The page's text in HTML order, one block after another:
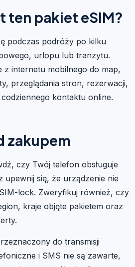
ten pakiet eSIM?
podczas podróży po kilku
urlopu lub tranzytu.
z internetu mobilnego do map,
przeglądania stron, rezerwacji,
kontaktu online.
zakupem
czy Twój telefon obsługuje
upewnij się, że urządzenie nie
lock. Zweryfikuj również, czy
kraje objęte pakietem oraz
do transmisji
i SMS nie są zawarte,